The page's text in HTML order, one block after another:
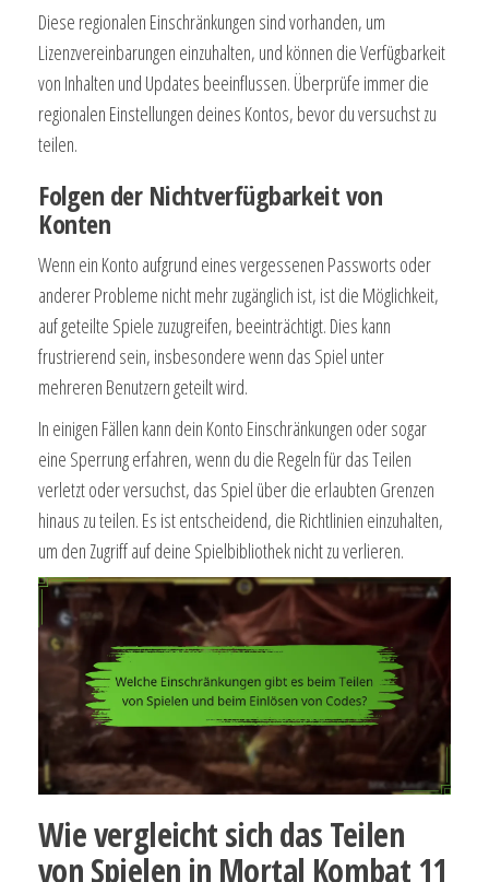
Diese regionalen Einschränkungen sind vorhanden, um
Lizenzvereinbarungen einzuhalten, und können die Verfügbarkeit
von Inhalten und Updates beeinflussen. Überprüfe immer die
regionalen Einstellungen deines Kontos, bevor du versuchst zu
teilen.
Folgen der Nichtverfügbarkeit von
Konten
Wenn ein Konto aufgrund eines vergessenen Passworts oder
anderer Probleme nicht mehr zugänglich ist, ist die Möglichkeit,
auf geteilte Spiele zuzugreifen, beeinträchtigt. Dies kann
frustrierend sein, insbesondere wenn das Spiel unter
mehreren Benutzern geteilt wird.
In einigen Fällen kann dein Konto Einschränkungen oder sogar
eine Sperrung erfahren, wenn du die Regeln für das Teilen
verletzt oder versuchst, das Spiel über die erlaubten Grenzen
hinaus zu teilen. Es ist entscheidend, die Richtlinien einzuhalten,
um den Zugriff auf deine Spielbibliothek nicht zu verlieren.
Wie vergleicht sich das Teilen
von Spielen in Mortal Kombat 11